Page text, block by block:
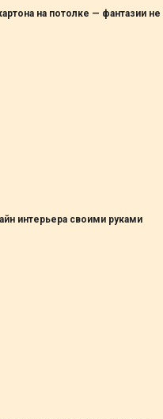
на потолке — фантазии
интерьера своими руками